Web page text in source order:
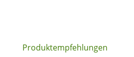
Produktempfehlungen